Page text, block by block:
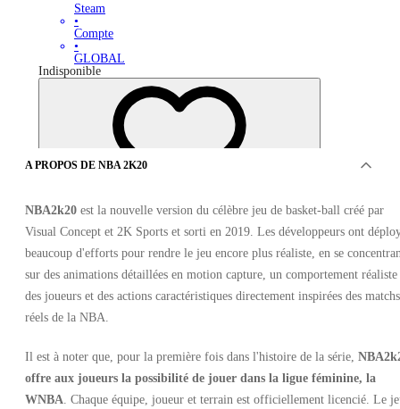
Steam
•
Compte
•
GLOBAL
Indisponible
OFFRES D'AUTRES 0 VENDEURS
NBA 2K20 Nintendo Switch
A PROPOS DE NBA 2K20
NBA2k20 est la nouvelle version du célèbre jeu de basket-ball créé par
Visual Concept et 2K Sports et sorti en 2019. Les développeurs ont
beaucoup d'efforts pour rendre le jeu encore plus réaliste, en se
sur des animations détaillées en motion capture, un comportement réaliste
des joueurs et des actions caractéristiques directement inspirées des matchs
réels de la NBA.
Il est à noter que, pour la première fois dans l'histoire de la série,
offre aux joueurs la possibilité de jouer dans la ligue féminine, la
WNBA . Chaque équipe, joueur et terrain est officiellement licencié. Le